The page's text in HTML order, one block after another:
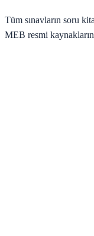
Tüm sınavların soru
MEB resmi